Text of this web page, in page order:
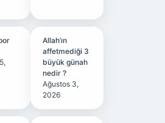
Allah’ın
affetmediği 3
büyük günah
nedir ?
Ağustos 3,
2026